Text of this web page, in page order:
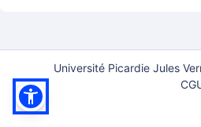
Université Picardie Jules